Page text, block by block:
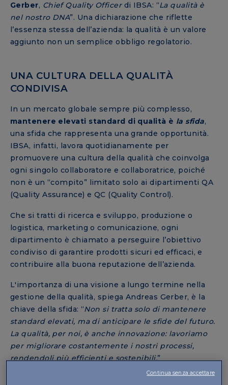
Gerber, Chief Quality Officerdi IBSA: “La qualità è
nel nostro DNA”. Una dichiarazione che riflette
l’essenza stessa dell’azienda: la qualità è un valore
aggiunto non un semplice obbligo regolatorio.
UNA CULTURA DELLA QUALITÀ
CONDIVISA
In un mercato globale sempre più complesso,
mantenere elevati standard di qualità è la sfida,
una sfida che rappresenta una grande opportunità.
IBSA, infatti, lavora quotidianamente per
promuovere una cultura della qualità che coinvolga
ogni singolo collaboratore e collaboratrice, poiché
non è un “compito” limitato solo ai dipartimenti QA
(Quality Assurance) e QC (Quality Control).
Che si tratti di ricerca e sviluppo, produzione o
logistica, marketing o comunicazione, ogni
dipartimento è chiamato a perseguire l’obiettivo
condiviso di garantire prodotti sicuri ed efficaci, e
contribuire alla buona reputazione dell’azienda.
L'importanza di una visione a lungo termine nella
gestione della qualità, spiega Andreas Gerber, è la
chiave della sfida: “Non si tratta solo di mantenere
standard elevati, ma di anticipare le sfide del futuro.
La qualità, per noi, è anche innovazione: lavoriamo
per migliorare costantemente i nostri processi,
rendendoli più efficienti e sostenibili.”
Continua senza accettare